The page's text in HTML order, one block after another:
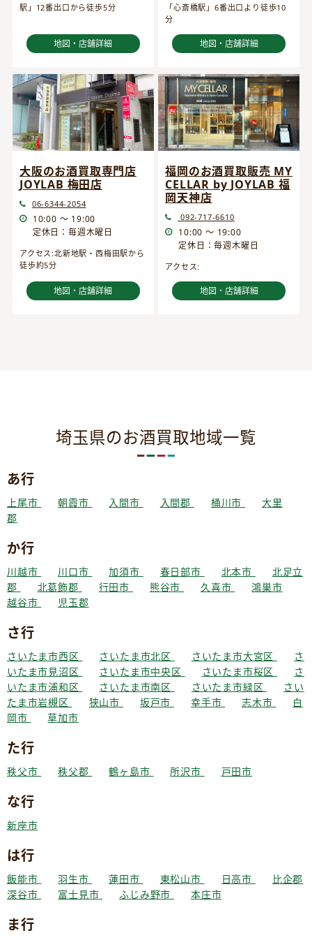
駅」12番出口から徒歩5分
地図・店舗詳細
「心斎橋駅」6番出口より徒歩10
分
地図・店舗詳細
大阪のお酒買取専門店
JOYLAB 梅田店
06-6344-2054
10:00 ～ 19:00
定休日：毎週木曜日
アクセス:北新地駅・西梅田駅から
徒歩約5分
地図・店舗詳細
福岡のお酒買取販売 MY
CELLAR by JOYLAB 福
岡天神店
092-717-6610
10:00 ～ 19:00
定休日：毎週木曜日
アクセス:
地図・店舗詳細
埼玉県のお酒買取地域一覧
あ行
上尾市 朝霞市 入間市 入間郡 桶川市
大里
郡
か行
川越市 川口市 加須市 春日部市 北本市
北足立
郡
北葛飾郡 行田市 熊谷市 久喜市
鴻巣市
越谷市
児玉郡
さ行
さいたま市西区 さいたま市北区 さいたま市大宮区
さ
いたま市見沼区
さいたま市中央区 さいたま市桜区
さ
いたま市浦和区
さいたま市南区 さいたま市緑区
さい
たま市岩槻区
狭山市 坂戸市 幸手市 志木市
白
岡市
草加市
た行
秩父市 秩父郡 鶴ヶ島市 所沢市 戸田市
な行
新座市
は行
飯能市 羽生市 蓮田市 東松山市 日高市
比企郡
深谷市
富士見市 ふじみ野市 本庄市
ま行